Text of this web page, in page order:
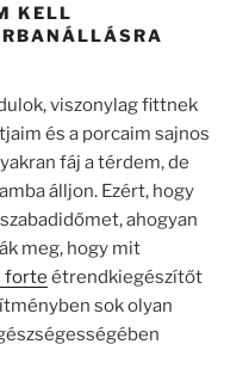
KELL
viszonylag fittnek
és a porcaim sajnos
fáj a térdem, de
álljon. Ezért, hogy
ahogyan
meg, hogy mit
forte étrendkiegészítőt
sok olyan